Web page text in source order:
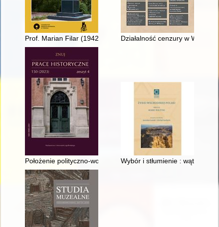
Prof. Marian Filar (1942-2020), prezes Towarzystwa
Działalność cenzury w
Położenie polityczno-wojskowe Rzeszy Niemieckiej u progu
Wybór i stłumienie : wątki